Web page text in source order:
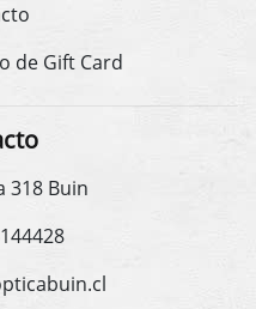
de Gift Card
318 Buin